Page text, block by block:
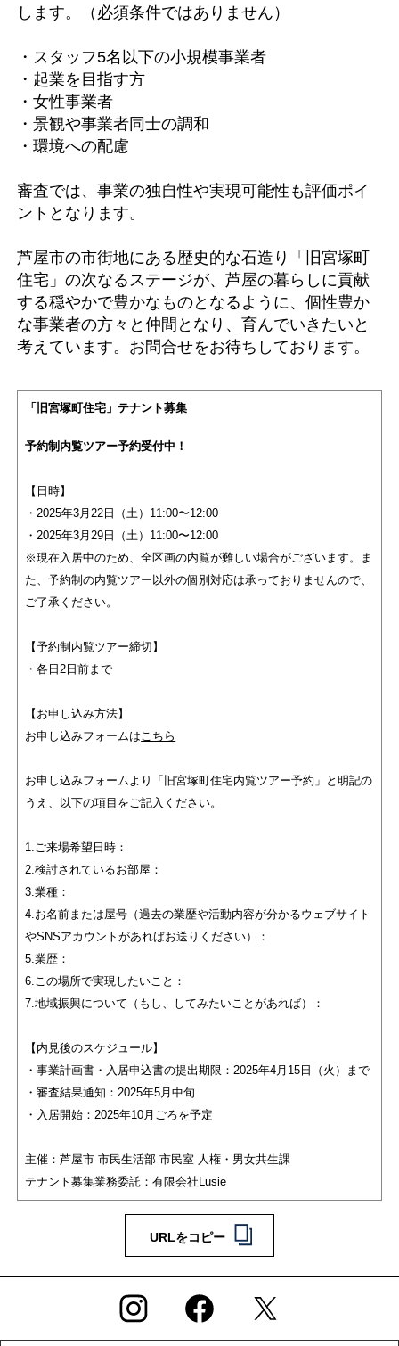
します。（必須条件ではありません）
・スタッフ5名以下の小規模事業者
・起業を目指す方
・女性事業者
・景観や事業者同士の調和
・環境への配慮
審査では、事業の独自性や実現可能性も評価ポイ
ントとなります。
芦屋市の市街地にある歴史的な石造り「旧宮塚町
住宅」の次なるステージが、芦屋の暮らしに貢献
する穏やかで豊かなものとなるように、個性豊か
な事業者の方々と仲間となり、育んでいきたいと
考えています。お問合せをお待ちしております。
「旧宮塚町住宅」テナント募集
予約制内覧ツアー予約受付中！
【日時】
・2025年3月22日（土）11:00〜12:00
・2025年3月29日（土）11:00〜12:00
※現在入居中のため、全区画の内覧が難しい場合がございます。ま
た、予約制の内覧ツアー以外の個別対応は承っておりませんので、
ご了承ください。
【予約制内覧ツアー締切】
・各日2日前まで
【お申し込み方法】
お申し込みフォームは こちら
お申し込みフォームより「旧宮塚町住宅内覧ツアー予約」と明記の
うえ、以下の項目をご記入ください。
1.ご来場希望日時：
2.検討されているお部屋：
3.業種：
4.お名前または屋号（過去の業歴や活動内容が分かるウェブサイト
やSNSアカウントがあればお送りください）：
5.業歴：
6.この場所で実現したいこと：
7.地域振興について（もし、してみたいことがあれば）：
【内見後のスケジュール】
・事業計画書・入居申込書の提出期限：2025年4月15日（火）まで
・審査結果通知：2025年5月中旬
・入居開始：2025年10月ごろを予定
主催：芦屋市 市民生活部 市民室 人権・男女共生課
テナント募集業務委託：有限会社Lusie
URLをコピー